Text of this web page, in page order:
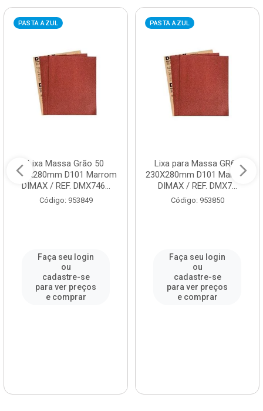
PASTA AZUL
Lixa Massa Grão 50
230x280mm D101 Marrom
DIMAX / REF. DMX746...
Código: 953849
Faça seu login
ou
cadastre-se
para ver preços
e comprar
PASTA AZUL
Lixa para Massa GR60
230X280mm D101 Marrom
DIMAX / REF. DMX7...
Código: 953850
Faça seu login
ou
cadastre-se
para ver preços
e comprar